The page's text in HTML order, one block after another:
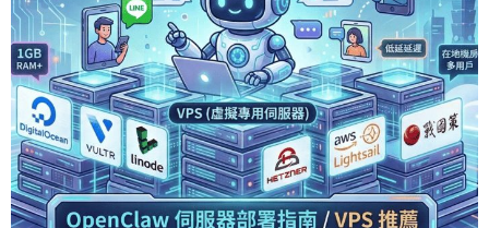
的本質是「匹配你網站當前的需求 + 預期 6–12 個月的成
長」，不是買最貴或最便宜。先估清楚實際流量、再對應
方案，才能把錢花在刀口上。 如果你正在挑虛擬主機，可
以先做這三件事 估